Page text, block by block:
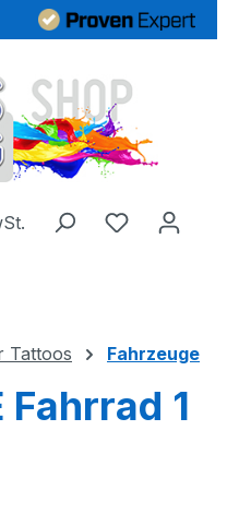
Tattoos Fahrzeuge
Fahrrad 1